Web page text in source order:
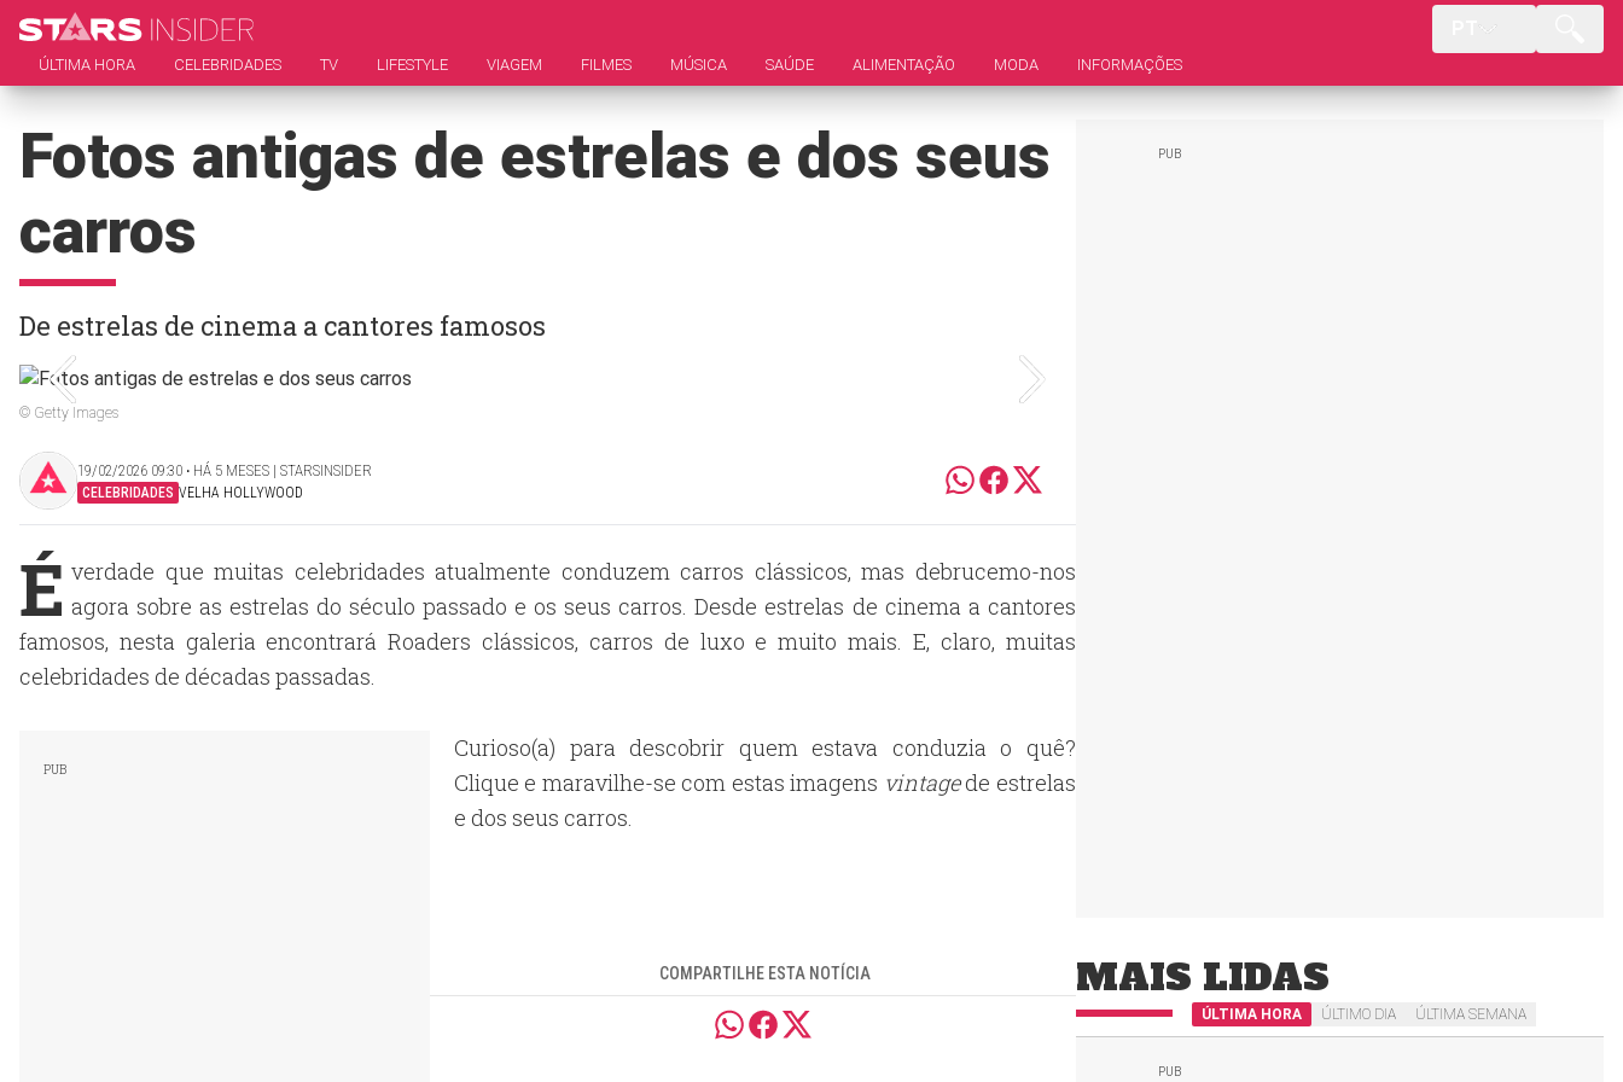
ÚLTIMA HORA CELEBRIDADES TV LIFESTYLE VIAGEM FILMES MÚSICA SAÚDE ALIMENTAÇÃO MODA INFORMAÇÕES
Fotos antigas de estrelas e dos seus
carros
De estrelas de cinema a cantores famosos
© Getty Images
19/02/2026 09:30 ‧ HÁ 5 MESES | STARSINSIDER
CELEBRIDADES VELHA HOLLYWOOD
É verdade que muitas celebridades atualmente conduzem carros clássicos, mas debrucemo-nos
agora sobre as estrelas do século passado e os seus carros. Desde estrelas de cinema a cantores
famosos, nesta galeria encontrará Roaders clássicos, carros de luxo e muito mais. E, claro, muitas
celebridades de décadas passadas.
Curioso(a) para descobrir quem estava conduzia o quê?
Clique e maravilhe-se com estas imagens vintagede estrelas
e dos seus carros.
COMPARTILHE ESTA NOTÍCIA MAIS LIDAS
ÚLTIMA HORA ÚLTIMO DIA ÚLTIMA SEMANA